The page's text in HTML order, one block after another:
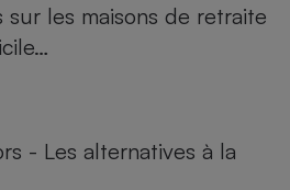
sur les maisons de retraite
- Les alternatives à la